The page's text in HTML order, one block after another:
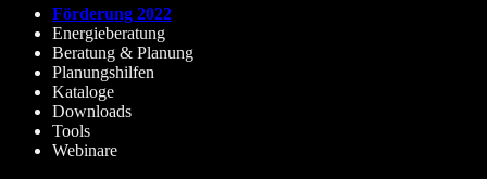
Förderung 2022
Energieberatung
Beratung & Planung
Planungshilfen
Kataloge
Downloads
Tools
Webinare